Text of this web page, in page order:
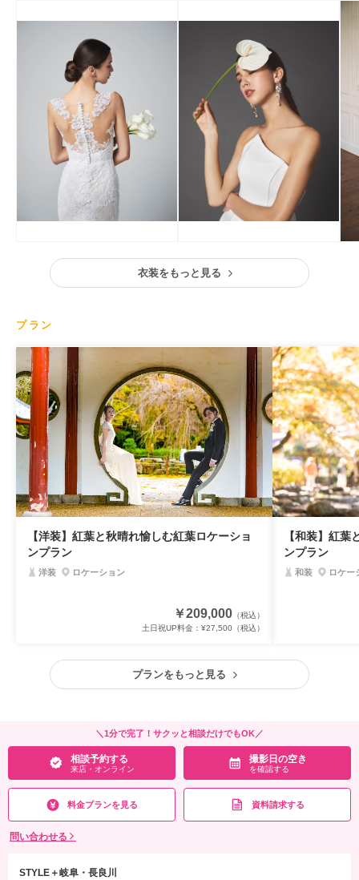
衣装をもっと見る
プラン
【洋装】紅葉と秋晴れ愉しむ紅葉ロケーショ
ンプラン
洋装 ロケーション
￥209,000 （税込）
土日祝UP料金： ¥27,500 （税込）
【和装】紅葉
ンプラン
和装 ロケー
プランをもっと見る
＼1分で完了！サクッと相談だけでもOK／
相談予約する
来店・オンライン
撮影日の空き
を確認する
料金プランを見る 資料請求する
問い合わせる
STYLE＋岐阜・長良川